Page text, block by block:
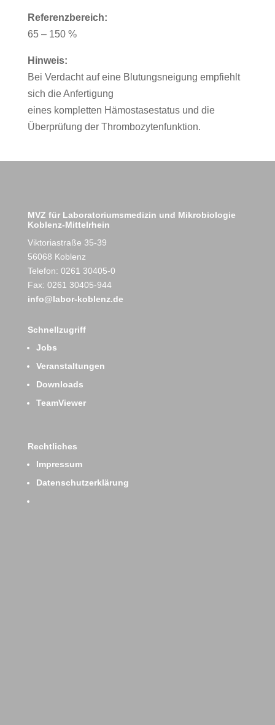
Referenzbereich:
65 – 150 %
Hinweis:
Bei Verdacht auf eine Blutungsneigung empfiehlt
sich die Anfertigung
eines kompletten Hämostasestatus und die
Überprüfung der Thrombozytenfunktion.
MVZ für Laboratoriumsmedizin und Mikrobiologie
Koblenz-Mittelrhein
Viktoriastraße 35-39
56068 Koblenz
Telefon: 0261 30405-0
Fax: 0261 30405-944
info@labor-koblenz.de
Schnellzugriff
Jobs
Veranstaltungen
Downloads
TeamViewer
Rechtliches
Impressum
Datenschutzerklärung